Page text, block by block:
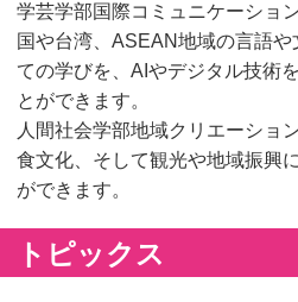
学芸学部国際コミュニケーショ
国や台湾、ASEAN地域の言語
ての学びを、AIやデジタル技術
とができます。
人間社会学部地域クリエーショ
食文化、そして観光や地域振興
ができます。
トピックス